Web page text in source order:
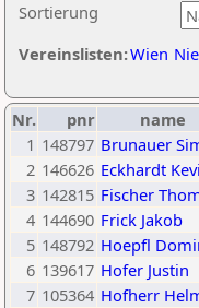
Sortierung
Vereinslisten:Wien
Nr. pnr name
1 148797 Brunauer
2 146626 Eckhardt
3 142815 Fischer
4 144690 Frick Jakob
5 148792 Hoepfl
6 139617 Hofer Justin
7 105364 Hofherr